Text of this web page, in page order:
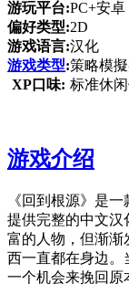
游玩平台:PC+安卓
偏好类型:2D
游戏语言:汉化
游戏类型:策略模擬
XP口味: 标准休
游戏介绍
《回到根源》是
提供完整的中文汉
富的人物，但渐渐
西一直都在身边。
一个机会来挽回原